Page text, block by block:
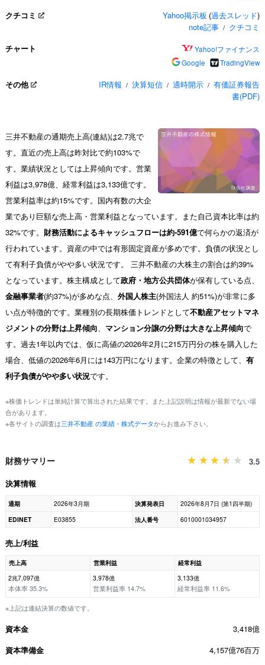
クチコミ
Yahoo掲示板 (過去スレッド)
note記事 / クチコミ
チャート
Yahoo!ファイナンス
Google
TradingView
その他 IR情報 / 決算短信 / 適時開示 / 有価証券報告
書(PDF)
三井不動産の通期売上高(連結)は2.7兆で
す。直近の売上高は昨対比で約103%で
す。業績状況としては上昇傾向です。営業
利益は3,978億、経常利益は3,133億です。
営業利益率は約15%です。国内有数の大企
業であり巨額な売上高・営業利益となっています。また自己資本比率は約
32%です。 財務活動によるキャッシュフローは約-591億で何らかの返済が
行われています。資産の中では有形固定資産が多めです。負債の状況とし
て有利子負債がやや多い状況です。 三井不動産の大株主の割合は約39%
となっています。株主構成として政府・地方公共団体が保有している点、
金融事業者(約37%)が多めな点、 外国人株主(外国法人 約51%)が非常に多
い点が特徴的です。業種別の長期株価トレンドとして不動産アセットマネ
ジメントの分野は上昇傾向、 マンション分譲の分野は大きな上昇傾向で
す。過去1年以内では、仮に高値の2026年2月に215万円分の株を購入した
場合、低値の2026年6月には143万円になります。企業の特徴として、 有
利子負債がやや多い状況です。
※株価トレンドは単純計算で算出された結果です。また上記説明は情報が最新でない場
合があります。
※各サイトの調査は三井不動産 の業績・株式データからお進み下さい。
財務サマリー
3.5
決算情報
通期 2026年3月期 決算発表日
2026年8月7日 (第1四半期)
EDINET
E03855 法人番号 6010001034957
売上/利益
売上高 営業利益
経常利益
2兆7,097億
本体率 35.3%
3,978億
営業利益率 14.7%
3,133億
経常利益率 11.6%
※上記は連結決算の数値です。
資本金
3,418億
資本準備金
4,157億76百万